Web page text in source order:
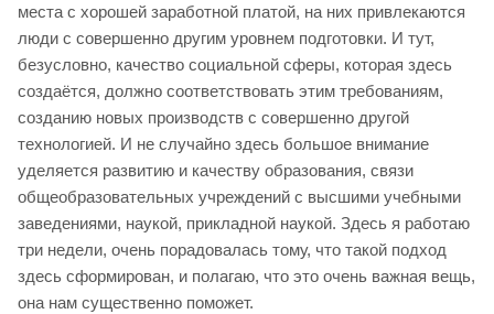
места с хорошей заработной платой, на них привлекаются
люди с совершенно другим уровнем подготовки. И тут,
безусловно, качество социальной сферы, которая здесь
создаётся, должно соответствовать этим требованиям,
созданию новых производств с совершенно другой
технологией. И не случайно здесь большое внимание
уделяется развитию и качеству образования, связи
общеобразовательных учреждений с высшими учебными
заведениями, наукой, прикладной наукой. Здесь я работаю
три недели, очень порадовалась тому, что такой подход
здесь сформирован, и полагаю, что это очень важная вещь,
она нам существенно поможет.